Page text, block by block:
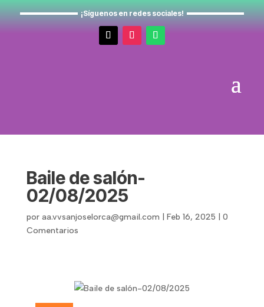
¡Síguenos en redes sociales!
Baile de salón-
02/08/2025
por aa.vvsanjoselorca@gmail.com Feb 16, 2025
0
Comentarios